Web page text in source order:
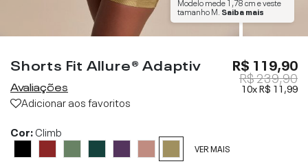
tamanhoM Saiba mais
Shorts Fit Allure® Adaptiv
Avaliações
Adicionar aos favoritos
R$ 119,90
R$ 239,90
10xR$ 11,99
Cor:Climb
VER MAIS